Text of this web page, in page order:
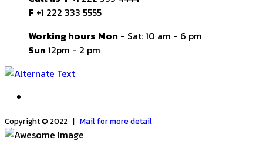
F +1 222 333 5555
Working hours Mon - Sat: 10 am - 6 pm
Sun 12pm - 2 pm
Copyright © 2022 | Mail for more detail